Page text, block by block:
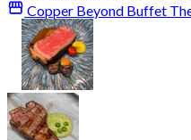
Copper Beyond Buffet